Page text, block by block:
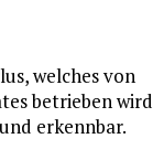
welches von
betrieben wird
erkennbar.